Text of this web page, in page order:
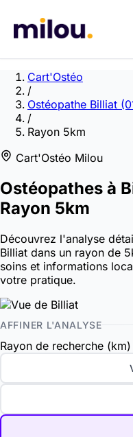
Cart'Ostéo
/
Ostéopathe Billiat
/
Rayon 5km
Cart'Ostéo Milou
Ostéopathes à
Rayon 5km
Découvrez l'analyse
Billiat dans un rayon de
soins et informations
votre pratique.
AFFINER L'ANALYSE
Rayon de recherche (km)